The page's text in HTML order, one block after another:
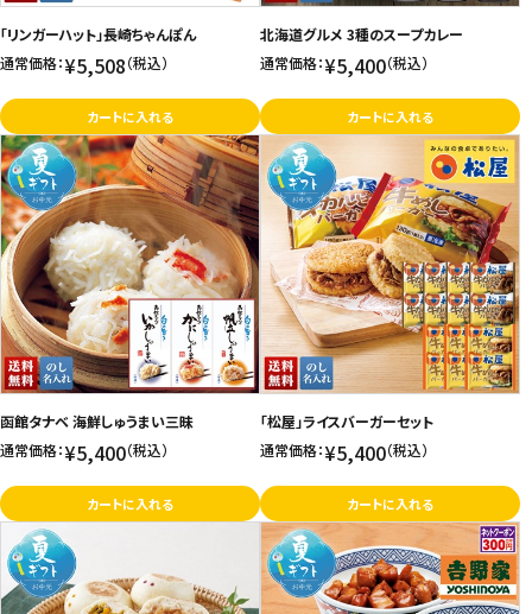
「リンガーハット」長崎ちゃんぽん
通常価格：¥5,508（税込）
カートに入れる
北海道グルメ 3種のスープカレー
通常価格：¥5,400（税込）
カートに入れる
函館タナベ 海鮮しゅうまい三昧
通常価格：¥5,400（税込）
カートに入れる
「松屋」ライスバーガーセット
通常価格：¥5,400（税込）
カートに入れる